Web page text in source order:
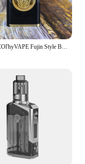
WOLF COl'hyVAPE Fujin Style Box Mod Mécanique avec Kaze V2 Style RDA 2*18650 POM Brass Box Happreflowdable Dripping vape kits